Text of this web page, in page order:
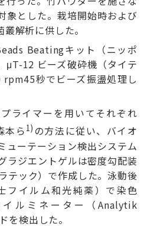
象とした。栽培開始時および
解析に供した。
Beatingキット（ニッポ
μT-12 ビーズ破砕機（タイテ
秒でビーズ振盪処理し
ライマーを用いてそれぞれ
本ら 1) の方法に従い、バイオ
ューテーション検出システム
ラジエントゲルは密度勾配装
テック）で作成した。泳動後
フイルム和光純薬）で染色
ルミネーター（Analytik
を検出した。